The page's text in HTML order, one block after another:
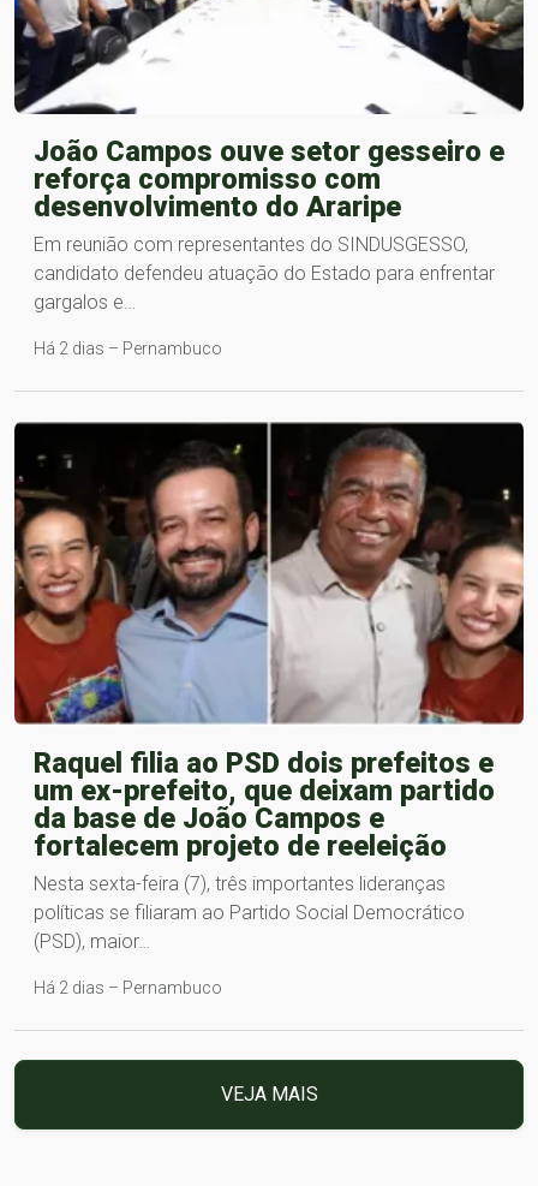
João Campos ouve setor gesseiro e
reforça compromisso com
desenvolvimento do Araripe
Em reunião com representantes do SINDUSGESSO,
candidato defendeu atuação do Estado para enfrentar
gargalos e…
Há 2 dias – Pernambuco
Raquel filia ao PSD dois prefeitos e
um ex-prefeito, que deixam partido
da base de João Campos e
fortalecem projeto de reeleição
Nesta sexta-feira (7), três importantes lideranças
políticas se filiaram ao Partido Social Democrático
(PSD), maior…
Há 2 dias – Pernambuco
VEJA MAIS